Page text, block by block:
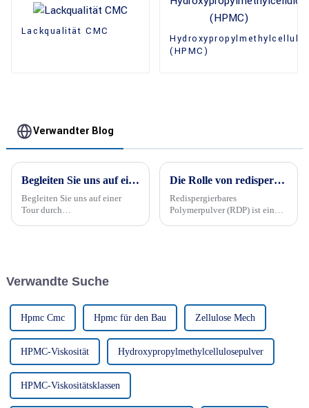
Lackqualität CMC
(HPMC)
Verwandter Blog
Begleiten Sie uns auf einer Tour durch #KingmaxCellulose,
Begleiten Sie uns auf einer
Tour durch
Die Rolle von redispergierbarem Polymerpulver (RDP) in Beton
Redispergierbares
Polymerpulver (RDP) ist ein
wird.
Verwandte Suche
Hpmc Cmc Hpmc für den Bau Zellulose Mech
HPMC-Viskosität Hydroxypropylmethylcellulosepulver
HPMC-Viskositätsklassen